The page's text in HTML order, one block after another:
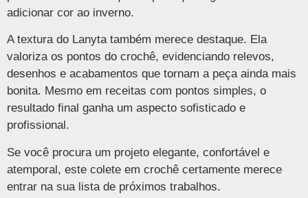
adicionar cor ao inverno.
A textura do Lanyta também merece destaque. Ela
valoriza os pontos do crochê, evidenciando relevos,
desenhos e acabamentos que tornam a peça ainda mais
bonita. Mesmo em receitas com pontos simples, o
resultado final ganha um aspecto sofisticado e
profissional.
Se você procura um projeto elegante, confortável e
atemporal, este colete em crochê certamente merece
entrar na sua lista de próximos trabalhos.